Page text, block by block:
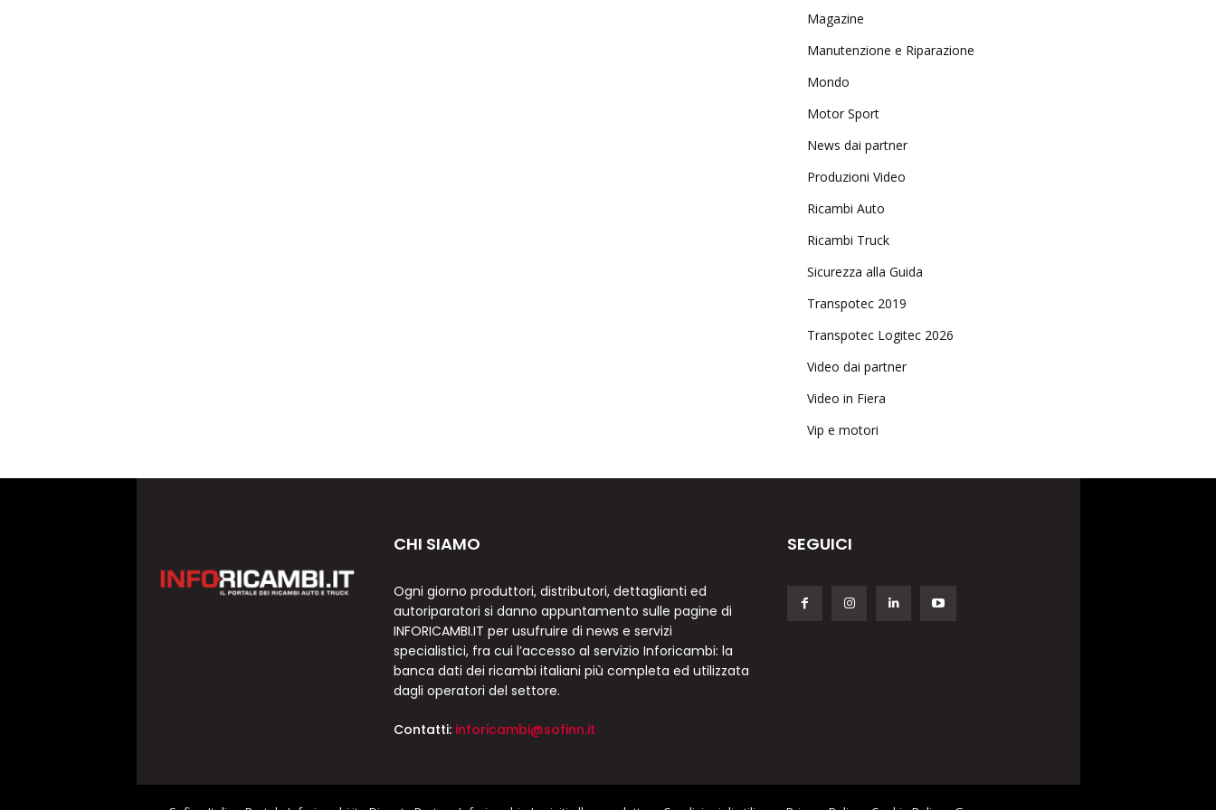
Magazine
Manutenzione e Riparazione
Mondo
Motor Sport
News dai partner
Produzioni Video
Ricambi Auto
Ricambi Truck
Sicurezza alla Guida
Transpotec 2019
Transpotec Logitec 2026
Video dai partner
Video in Fiera
Vip e motori
CHI SIAMO
Ogni giorno produttori, distributori, dettaglianti ed
autoriparatori si danno appuntamento sulle pagine di
INFORICAMBI.IT per usufruire di news e servizi
specialistici, fra cui l’accesso al servizio Inforicambi: la
banca dati dei ricambi italiani più completa ed utilizzata
dagli operatori del settore.
Contatti: inforicambi@sofinn.it
SEGUICI